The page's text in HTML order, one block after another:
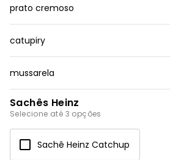
prato cremoso
catupiry
mussarela
Sachês Heinz
Selecione até 3 opções
Sachê Heinz Catchup